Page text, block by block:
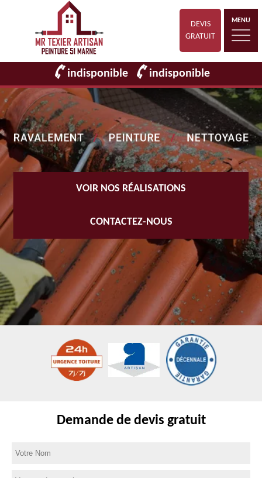
DEVIS
GRATUIT
MENU
indisponible indisponible
VOIR NOS RÉALISATIONS
CONTACTEZ-NOUS
Demande de devis gratuit